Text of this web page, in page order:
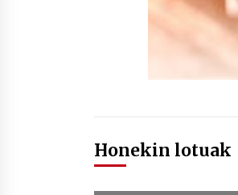
Honekin lotuak